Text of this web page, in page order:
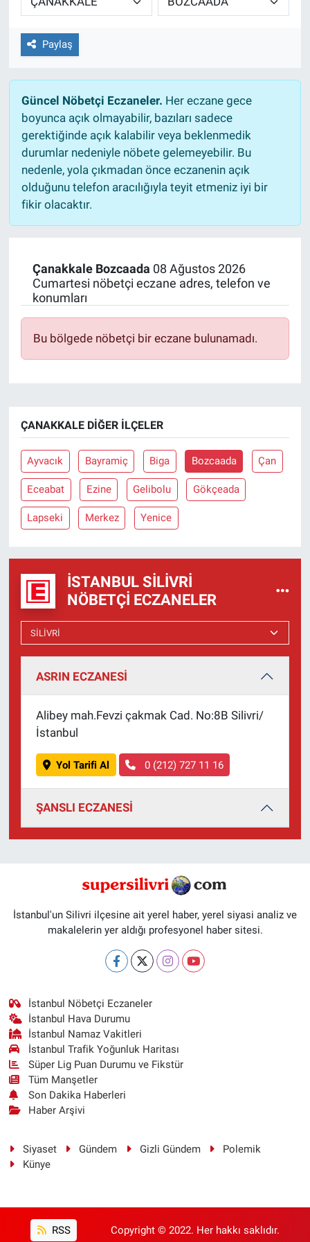
Paylaş
Güncel Nöbetçi Eczaneler. Her eczane gece
boyunca açık olmayabilir, bazıları sadece
gerektiğinde açık kalabilir veya beklenmedik
durumlar nedeniyle nöbete gelemeyebilir. Bu
nedenle, yola çıkmadan önce eczanenin açık
olduğunu telefon aracılığıyla teyit etmeniz iyi bir
fikir olacaktır.
Çanakkale Bozcaada 08 Ağustos 2026
Cumartesi nöbetçi eczane adres, telefon ve
konumları
Bu bölgede nöbetçi bir eczane bulunamadı.
ÇANAKKALE DIĞER İLÇELER
Ayvacık Bayramiç Biga Bozcaada Çan
Eceabat Ezine Gelibolu Gökçeada
Lapseki Merkez Yenice
İSTANBUL SILIVRI
NÖBETÇI ECZANELER
ASRIN ECZANESİ
Alibey mah.Fevzi çakmak Cad. No:8B Silivri/
İstanbul
Yol Tarifi Al 0 (212) 727 11 16
ŞANSLI ECZANESİ
İstanbul'un Silivri ilçesine ait yerel haber, yerel siyasi analiz ve
makalelerin yer aldığı profesyonel haber sitesi.
İstanbul Nöbetçi Eczaneler
İstanbul Hava Durumu
İstanbul Namaz Vakitleri
İstanbul Trafik Yoğunluk Haritası
Süper Lig Puan Durumu ve Fikstür
Tüm Manşetler
Son Dakika Haberleri
Haber Arşivi
Siyaset Gündem Gizli Gündem
Polemik
Künye
RSS Copyright © 2022. Her hakkı saklıdır.